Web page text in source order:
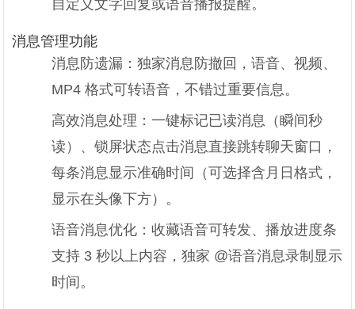
自定义文字回复或语音播报提醒。
消息管理功能
消息防遗漏：独家消息防撤回，语音、视频、
MP4 格式可转语音，不错过重要信息。
高效消息处理：一键标记已读消息（瞬间秒
读）、锁屏状态点击消息直接跳转聊天窗口，
每条消息显示准确时间（可选择含月日格式，
显示在头像下方）。
语音消息优化：收藏语音可转发、播放进度条
支持 3 秒以上内容，独家 @语音消息录制显示
时间。